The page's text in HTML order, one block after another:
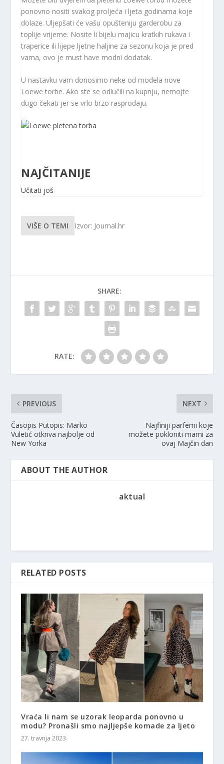
ponovno nositi svakog proljeća i ljeta godinama koje
dolaze. Uljepšati će vašu opušteniju garderobu za
toplije vrijeme. Nosite li bijelu majicu kratkih rukava i
traperice ili lijepe ljetne haljine za sezonu koja je pred
vama, ovo je must have modni dodatak.
U nastavku vam donosimo neke od modela nove
Loewe torbe. Ako ste se odlučili na kupnju, nemojte
dugo čekati jer se vrlo brzo rasprodaju.
NAJČITANIJE
Učitati još
VIŠE O TEMI Izvor: Journal.hr
SHARE:
RATE:
PREVIOUS
Časopis Putopis: Marko
Vuletić otkriva najbolje od
New Yorka
NEXT
Najfiniji parfemi koje
možete pokloniti mami za
ovaj Majčin dan
ABOUT THE AUTHOR
aktual
RELATED POSTS
Vraća li nam se uzorak leoparda ponovno u
modu? Pronašli smo najljepše komade za ljeto
27. travnja 2023.